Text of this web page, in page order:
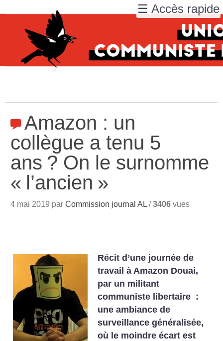
Amazon : un
collègue a tenu 5
ans ? On le surnomme
« l’ancien »
4 mai 2019 parCommission journal AL /3406 vues
Récit d’une journée de
travail à Amazon Douai,
par un militant
communiste libertaire :
une ambiance de
surveillance généralisée,
où le moindre écart est
☰ Accès rapide